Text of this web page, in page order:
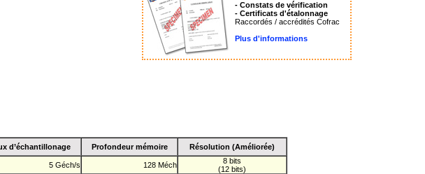
- Constats de vérification
- Certificats d'étalonnage
Raccordés / accrédités Cofrac
Plus d'informations
d’échantillonage Profondeur mémoire Résolution (Améliorée)
5 Géch/s 128 Méch
8 bits
(12 bits)